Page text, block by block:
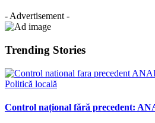
- Advertisement -
Trending Stories
Politică locală
Control național fără precedent: